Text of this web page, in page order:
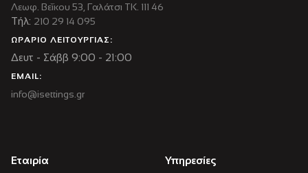
Λεωφ. Βεΐκου 53, Γαλάτσι ΤΚ. 111 46
Τήλ: 210 29 14 095
ΩΡΑΡΙΟ ΛΕΙΤΟΥΡΓΙΑΣ:
Δευτ - Σάββ 9:00 - 21:00
EMAIL:
info@isettings.gr
Εταιρία Υπηρεσίες